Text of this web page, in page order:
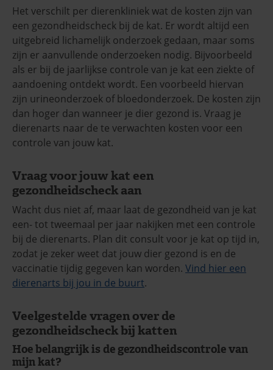
Het verschilt per dierenkliniek wat de kosten zijn van
een gezondheidscheck bij de kat. Er wordt altijd een
uitgebreid lichamelijk onderzoek gedaan, maar soms
zijn er aanvullende onderzoeken nodig. Bijvoorbeeld
als er bij de jaarlijkse controle van je kat een ziekte of
aandoening ontdekt wordt. Een voorbeeld hiervan
zijn urineonderzoek of bloedonderzoek. De kosten zijn
dan hoger dan wanneer je dier gezond is. Vraag je
dierenarts naar de te verwachten kosten voor een
controle van jouw kat.
Vraag voor jouw kat een
gezondheidscheck aan
Wacht dus niet af, maar laat de gezondheid van je kat
een- tot tweemaal per jaar nakijken met een controle
bij de dierenarts. Plan dit consult voor je kat op tijd in,
zodat je zeker weet dat jouw dier gezond is en de
vaccinatie tijdig gegeven kan worden. Vind hier een
dierenarts bij jou in de buurt.
Veelgestelde vragen over de
gezondheidscheck bij katten
Hoe belangrijk is de gezondheidscontrole van
mijn kat?